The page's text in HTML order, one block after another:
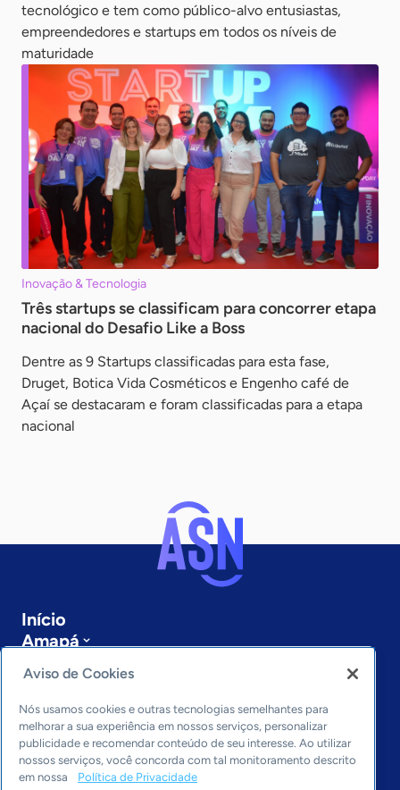
tecnológico e tem como público-alvo entusiastas,
empreendedores e startups em todos os níveis de
maturidade
Inovação & Tecnologia
Três startups se classificam para concorrer etapa
nacional do Desafio Like a Boss
Dentre as 9 Startups classificadas para esta fase,
Druget, Botica Vida Cosméticos e Engenho café de
Açaí se destacaram e foram classificadas para a etapa
nacional
Início
Amapá
Últimas notícias
Entre em contato
Editorias
Economia & Política
Inovação & Tecnologia
Aviso de Cookies
Nós usamos cookies e outras tecnologias semelhantes para
melhorar a sua experiência em nossos serviços, personalizar
publicidade e recomendar conteúdo de seu interesse. Ao utilizar
nossos serviços, você concorda com tal monitoramento descrito
em nossa
Política de Privacidade